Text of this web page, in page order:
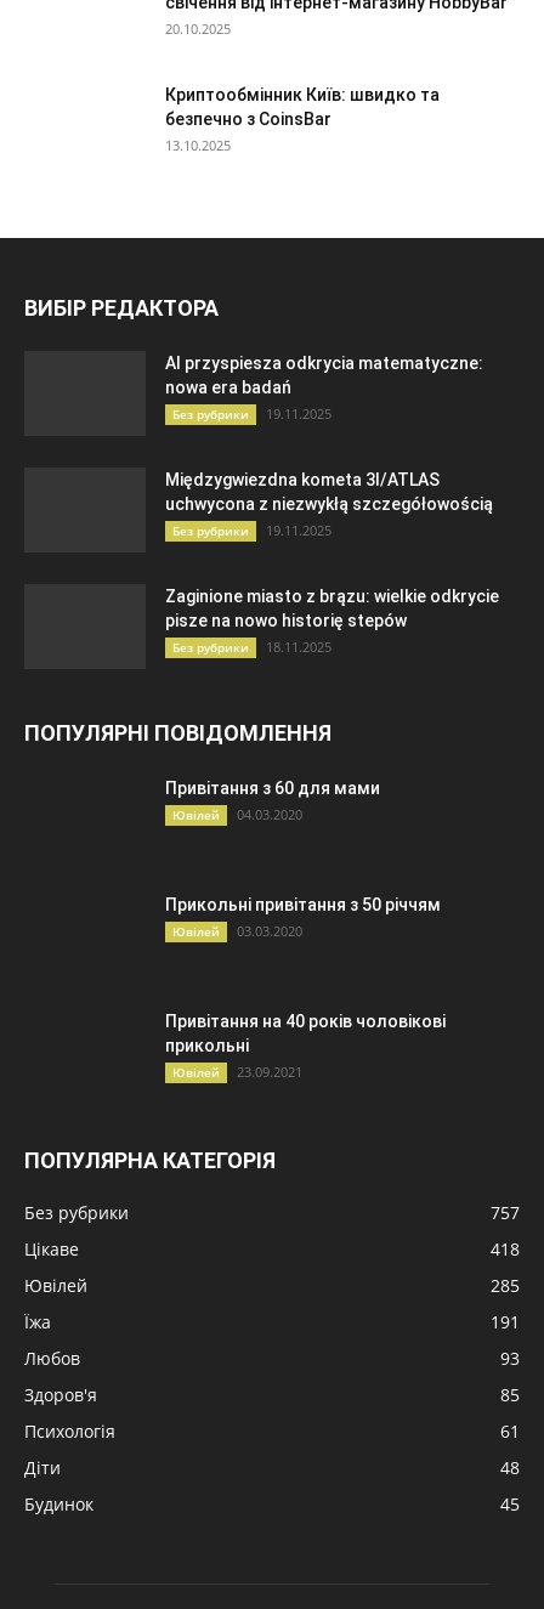
20.10.2025
Криптообмінник Київ: швидко та
безпечно з CoinsBar
13.10.2025
ВИБІР РЕДАКТОРА
AI przyspiesza odkrycia matematyczne:
nowa era badań
Без рубрики 19.11.2025
Międzygwiezdna kometa 3I/ATLAS
uchwycona z niezwykłą szczegółowością
Без рубрики 19.11.2025
Zaginione miasto z brązu: wielkie odkrycie
pisze na nowo historię stepów
Без рубрики 18.11.2025
ПОПУЛЯРНІ ПОВІДОМЛЕННЯ
Привітання з 60 для мами
Ювілей 04.03.2020
Прикольні привітання з 50 річчям
Ювілей 03.03.2020
Привітання на 40 років чоловікові
прикольні
Ювілей 23.09.2021
ПОПУЛЯРНА КАТЕГОРІЯ
Без рубрики
757
Цікаве
418
Ювілей
285
Їжа
191
Любов
93
Здоров'я
85
Психологія
61
Діти
48
Будинок
45